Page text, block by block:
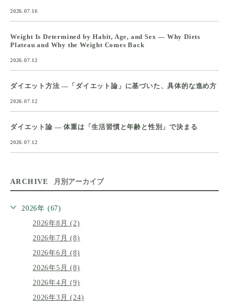
2026.07.16
Weight Is Determined by Habit, Age, and Sex — Why Diets
Plateau and Why the Weight Comes Back
2026.07.12
ダイエット方法 ―「ダイエット論」に基づいた、具体的な進め方
2026.07.12
ダイエット論 ― 体重は「生活習慣と年齢と性別」で決まる
2026.07.12
ARCHIVE 月別アーカイブ
2026年 (67)
2026年8月 (2)
2026年7月 (8)
2026年6月 (8)
2026年5月 (8)
2026年4月 (9)
2026年3月 (24)